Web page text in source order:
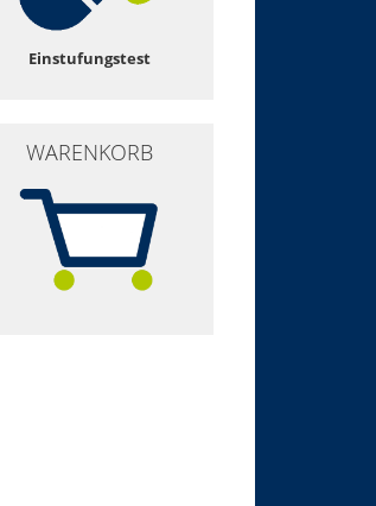
Einstufungstest
WARENKORB